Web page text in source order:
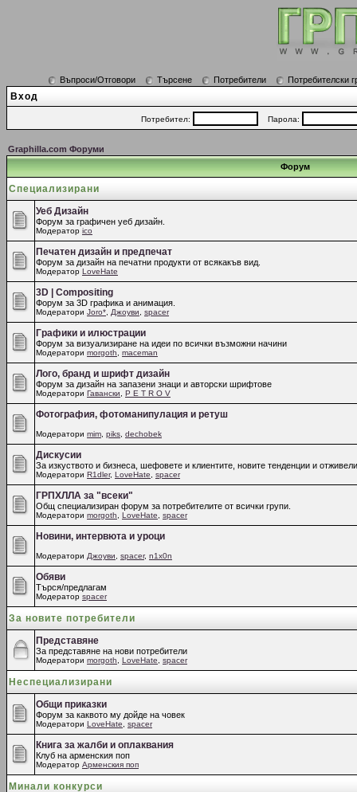
Въпроси/Отговори Търсене Потребители Потребителски
Вход
Потребител: Парола:
Graphilla.com Форуми
Форум
Специализирани
Уеб Дизайн
Форум за графичен уеб дизайн.
Модератор ico
Печатен дизайн и предпечат
Форум за дизайн на печатни продукти от всякакъв вид.
Модератор LoveHate
3D | Compositing
Форум за 3D графика и анимация.
Модератори Joro* Джоуви spacer
Графики и илюстрации
Форум за визуализиране на идеи по всички възможни начини
Модератори morgoth maceman
Лого, бранд и шрифт дизайн
Форум за дизайн на запазени знаци и авторски шрифтове
Модератори Гавански P E T R O V
Фотография, фотоманипулация и ретуш
Модератори mim piks dechobek
Дискусии
За изкуството и бизнеса, шефовете и клиентите, новите тенденции и
Модератори R1dler, LoveHate spacer
ГРПХЛЛА за "всеки"
Общ специализиран форум за потребителите от всички групи.
Модератори morgoth LoveHate spacer
Новини, интервюта и уроци
Модератори Джоуви spacer, n1x0n
Обяви
Търся/предлагам
Модератор spacer
За новите потребители
Представяне
За представяне на нови потребители
Модератори morgoth LoveHate spacer
Неспециализирани
Общи приказки
Форум за каквото му дойде на човек
Модератори LoveHate spacer
Книга за жалби и оплаквания
Клуб на арменския поп
Модератор Арменския поп
Минали конкурси